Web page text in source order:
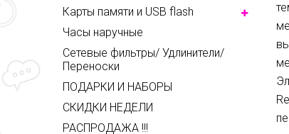
Карты памяти и USB flash
Часы наручные
Сетевые фильтры/ Удлинители/
Переноски
ПОДАРКИ И НАБОРЫ
СКИДКИ НЕДЕЛИ
РАСПРОДАЖА !!!